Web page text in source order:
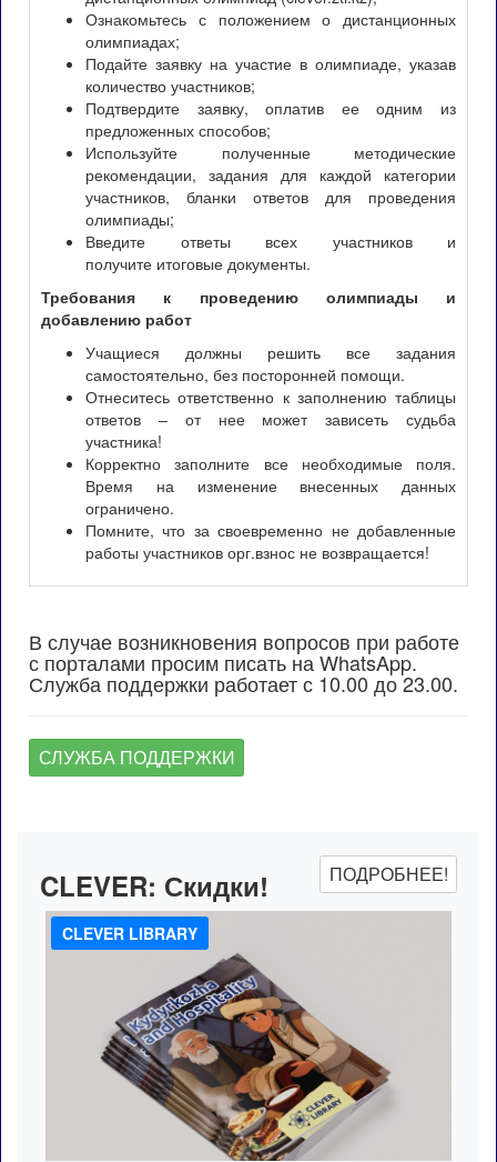
Ознакомьтесь с положением о дистанционных
олимпиадах;
Подайте заявку на участие в олимпиаде, указав
количество участников;
Подтвердите заявку, оплатив ее одним из
предложенных способов;
Используйте полученные методические
рекомендации, задания для каждой категории
участников, бланки ответов для проведения
олимпиады;
Введите ответы всех участников и
получите итоговые документы.
Требования к проведению олимпиады и
добавлению работ
Учащиеся должны решить все задания
самостоятельно, без посторонней помощи.
Отнеситесь ответственно к заполнению таблицы
ответов – от нее может зависеть судьба
участника!
Корректно заполните все необходимые поля.
Время на изменение внесенных данных
ограничено.
Помните, что за своевременно не добавленные
работы участников орг.взнос не возвращается!
В случае возникновения вопросов при работе
с порталами просим писать на WhatsApp.
Служба поддержки работает с 10.00 до 23.00.
СЛУЖБА ПОДДЕРЖКИ
CLEVER: Скидки! ПОДРОБНЕЕ!
CLEVER LIBRARY